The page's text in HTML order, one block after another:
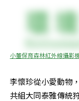
小董保育森林紅外線攝影
李懷珍從小愛動物
共組大同泰雅傳統